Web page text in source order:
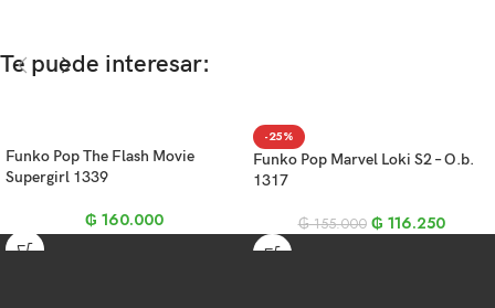
Te puede interesar:
Funko Pop The Flash Movie
Supergirl 1339
₲ 160.000
-25%
Funko Pop Marvel Loki S2 – O.b.
1317
₲155.000 ₲ 116.250